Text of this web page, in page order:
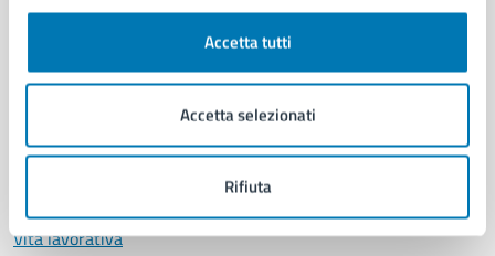
Accetta tutti
Accetta selezionati
Rifiuta
Documenti e certificati
Educazione e formazione
Imprese e commercio
Salute, benessere e assistenza
Servizi Cimiteriali
Vita lavorativa